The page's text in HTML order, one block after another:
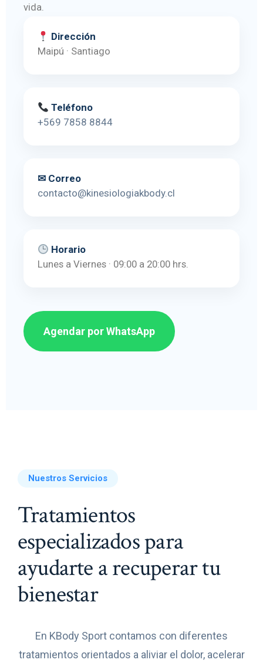
vida.
Dirección
Maipú · Santiago
Teléfono
+569 7858 8844
✉ Correo
contacto@kinesiologiakbody.cl
Horario
Lunes a Viernes · 09:00 a 20:00 hrs.
Agendar por WhatsApp
Nuestros Servicios
Tratamientos
especializados para
ayudarte a recuperar tu
bienestar
En KBody Sport contamos con diferentes
tratamientos orientados a aliviar el dolor, acelerar